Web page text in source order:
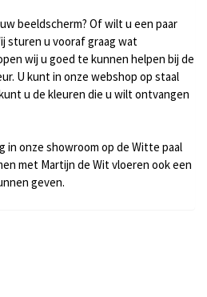
beeldscherm? Of wilt u een paar
sturen u vooraf graag wat
wij u goed te kunnen helpen bij de
U kunt in onze webshop op staal
u de kleuren die u wilt ontvangen
in onze showroom op de Witte paal
met Martijn de Witvloeren ook een
geven.